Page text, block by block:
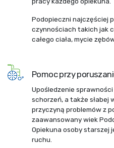
Podopieczni najczęściej
czynnościach takich jak
całego ciała, mycie
Pomoc przy
Upośledzenie
schorzeń, a także słabej
przyczyną problemów z
zaawansowany wiek
Opiekuna osoby starszej
ruchu.